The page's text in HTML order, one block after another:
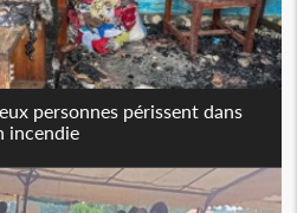
personnes périssent dans
incendie